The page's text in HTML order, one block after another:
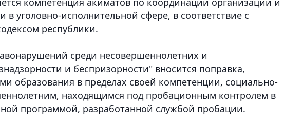
в уголовно-исполнительной сфере, в соответствие с
республики.
среди несовершеннолетних и
и беспризорности" вносится поправка,
образования в пределах своей компетенции, социально-
находящимся под пробационным контролем в
программой, разработанной службой пробации.